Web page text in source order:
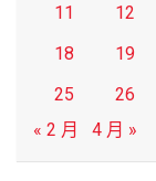
11
12
18
19
25
26
« 2 月
4 月 »